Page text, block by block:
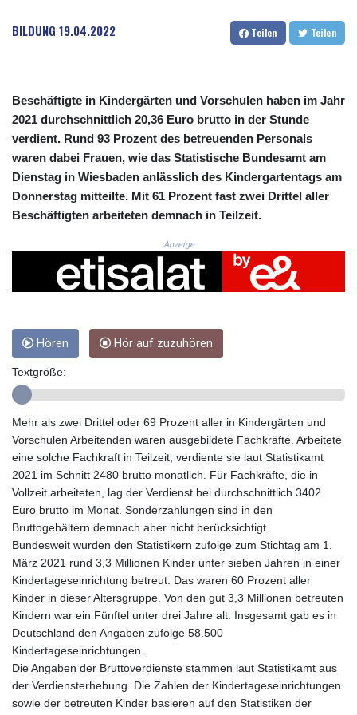
CUC 1.154999
CUP 30.607481
DKK 7.475433
DOP 67.242802
DZD 152.86435
EGP 57.523697
ERN 17.324989
ETB 185.9214
FJD 2.550874
GBP 0.856576
GEL 3.014376
GGP 0.856409
GMD 84.88182
GNF 10116.767543
GYD 240.940815
HNL 30.874329
HRK 7.533022
HTG 150.614934
HUF 363.351257
IDR 20577.46741
ILS 3.464825
IMP 0.856409
INR 109.953282
IQD 1508.947386
IRR
1588759.278174
ISK 142.596885
JEP 0.856409
JOD 0.818824
JPY 182.749783
KES 148.856594
BILDUNG 19.04.2022 Teilen Teilen
Beschäftigte in Kindergärten und Vorschulen haben im Jahr
2021 durchschnittlich 20,36 Euro brutto in der Stunde
verdient. Rund 93 Prozent des betreuenden Personals
waren dabei Frauen, wie das Statistische Bundesamt am
Dienstag in Wiesbaden anlässlich des Kindergartentags am
Donnerstag mitteilte. Mit 61 Prozent fast zwei Drittel aller
Beschäftigten arbeiteten demnach in Teilzeit.
Anzeige
Hören Hör auf zuzuhören
Textgröße:
Mehr als zwei Drittel oder 69 Prozent aller in Kindergärten und
Vorschulen Arbeitenden waren ausgebildete Fachkräfte. Arbeitete
eine solche Fachkraft in Teilzeit, verdiente sie laut Statistikamt
2021 im Schnitt 2480 brutto monatlich. Für Fachkräfte, die in
Vollzeit arbeiteten, lag der Verdienst bei durchschnittlich 3402
Euro brutto im Monat. Sonderzahlungen sind in den
Bruttogehältern demnach aber nicht berücksichtigt.
Bundesweit wurden den Statistikern zufolge zum Stichtag am 1.
März 2021 rund 3,3 Millionen Kinder unter sieben Jahren in einer
Kindertageseinrichtung betreut. Das waren 60 Prozent aller
Kinder in dieser Altersgruppe. Von den gut 3,3 Millionen betreuten
Kindern war ein Fünftel unter drei Jahre alt. Insgesamt gab es in
Deutschland den Angaben zufolge 58.500
Kindertageseinrichtungen.
Die Angaben der Bruttoverdienste stammen laut Statistikamt aus
der Verdiensterhebung. Die Zahlen der Kindertageseinrichtungen
sowie der betreuten Kinder basieren auf den Statistiken der